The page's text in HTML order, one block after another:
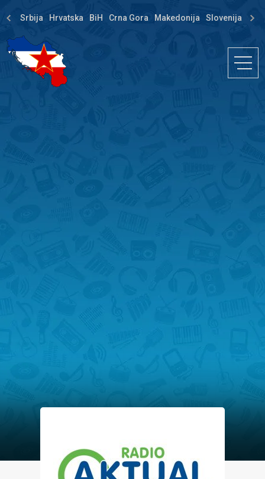
Srbija Hrvatska BiH Crna Gora Makedonija Slovenija